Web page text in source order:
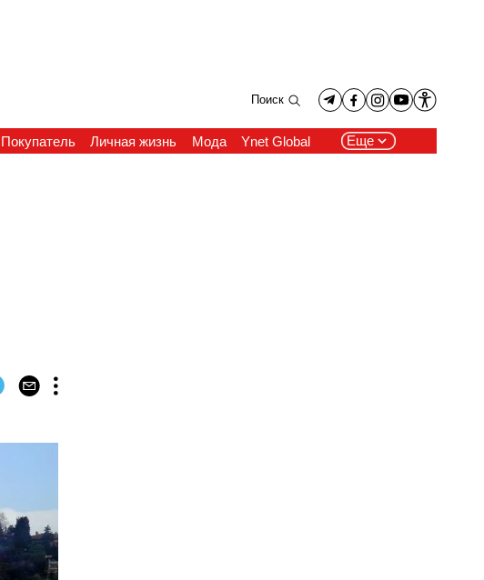
Поиск
Покупатель Личная жизнь Мода Ynet Global Еще